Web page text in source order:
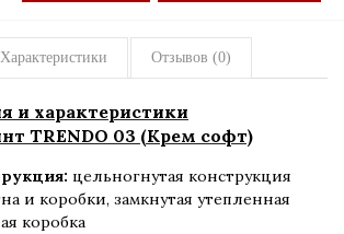
Характеристики Отзывов (0)
и характеристики
TRENDO 03 (Крем софт)
цельногнутая конструкция
и коробки, замкнутая утепленная
коробка